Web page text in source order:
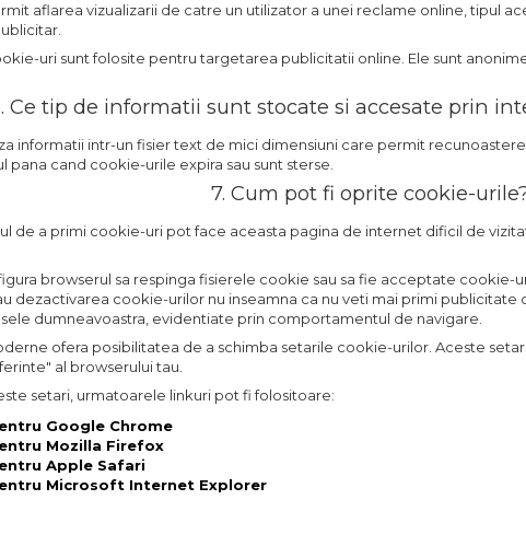
aflarea vizualizarii de catre un utilizator a unei reclame online, tipul
uri sunt folosite pentru targetarea publicitatii online. Ele sunt
Ce tip de informatii sunt stocate si accesate prin
informatii intr-un fisier text de mici dimensiuni care permit
pana cand cookie-urile expira sau sunt sterse.
7. Cum pot fi oprite cookie-
de a primi cookie-uri pot face aceasta pagina de internet dificil de
browserul sa respinga fisierele cookie sau sa fie acceptate cookie-
dezactivarea cookie-urilor nu inseamna ca nu veti mai primi publicitate
dumneavoastra, evidentiate prin comportamentul de navigare.
ofera posibilitatea de a schimba setarile cookie-urilor. Aceste
al browserului tau.
setari, urmatoarele linkuri pot fi folositoare:
Google Chrome
Mozilla Firefox
Apple Safari
Microsoft Internet Explorer